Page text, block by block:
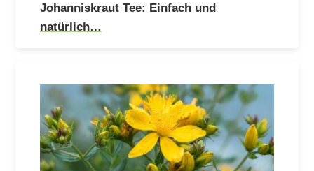
Johanniskraut Tee: Einfach und
natürlich…